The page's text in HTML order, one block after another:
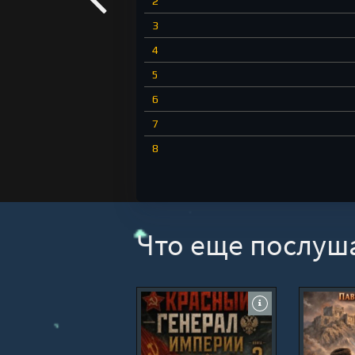
3
4
5
6
7
8
Что еще